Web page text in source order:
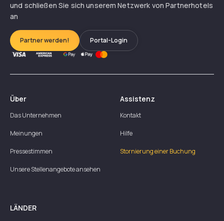
und schließen Sie sich unserem Netzwerk von Partnerhotels
an
Partner werden! Portal-Login
Über
Das Unternehmen
Meinungen
Pressestimmen
Unsere Stellenangebote ansehen
Assistenz
Kontakt
Hilfe
Stornierung einer Buchung
LÄNDER